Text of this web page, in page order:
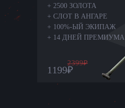
+ 2500 ЗОЛОТА
+ СЛОТ В АНГАРЕ
+ 100%-ЫЙ ЭКИПАЖ
+ 14 ДНЕЙ ПРЕМИУМА
2399₽
1199₽